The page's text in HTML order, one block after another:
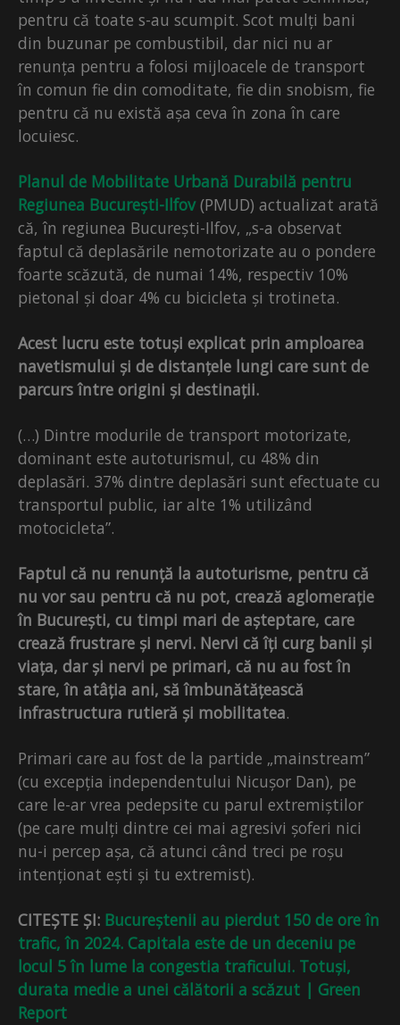
pentru că toate s-au scumpit. Scot mulți bani
din buzunar pe combustibil, dar nici nu ar
renunța pentru a folosi mijloacele de transport
în comun fie din comoditate, fie din snobism, fie
pentru că nu există așa ceva în zona în care
locuiesc.
Planul de Mobilitate Urbană Durabilă pentru
Regiunea București-Ilfov (PMUD) actualizat arată
că, în regiunea București-Ilfov, „s-a observat
faptul că deplasările nemotorizate au o pondere
foarte scăzută, de numai 14%, respectiv 10%
pietonal și doar 4% cu bicicleta și trotineta.
Acest lucru este totuși explicat prin amploarea
navetismului și de distanțele lungi care sunt de
parcurs între origini și destinații.
(…) Dintre modurile de transport motorizate,
dominant este autoturismul, cu 48% din
deplasări. 37% dintre deplasări sunt efectuate cu
transportul public, iar alte 1% utilizând
motocicleta”.
Faptul că nu renunță la autoturisme, pentru că
nu vor sau pentru că nu pot, crează aglomerație
în București, cu timpi mari de așteptare, care
crează frustrare și nervi. Nervi că îți curg banii și
viața, dar și nervi pe primari, că nu au fost în
stare, în atâția ani, să îmbunătățească
infrastructura rutieră și mobilitatea.
Primari care au fost de la partide „mainstream”
(cu excepția independentului Nicușor Dan), pe
care le-ar vrea pedepsite cu parul extremiștilor
(pe care mulți dintre cei mai agresivi șoferi nici
nu-i percep așa, că atunci când treci pe roșu
intenționat ești și tu extremist).
CITEȘTE ȘI: Bucureștenii au pierdut 150 de ore în
trafic, în 2024. Capitala este de un deceniu pe
locul 5 în lume la congestia traficului. Totuși,
durata medie a unei călătorii a scăzut | Green
Report